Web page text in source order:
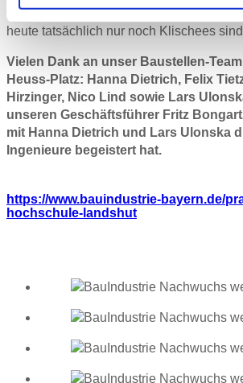
wurde deutlich, welche Klischees über
heute tatsächlich nur noch Klischees
Vielen Dank an unser Baustellen-
Heuss-Platz: Hanna Dietrich, Felix
Hirzinger, Nico Lind sowie Lars
unseren Geschäftsführer Fritz
mit Hanna Dietrich und Lars Ulonska
Ingenieure begeistert hat.
https://www.bauindustrie-bayern.de/
hochschule-landshut